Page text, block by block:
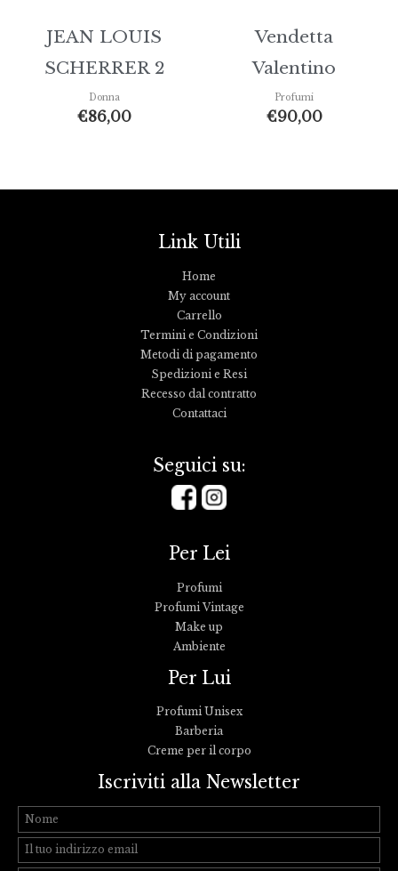
JEAN LOUIS
SCHERRER 2
Donna
€86,00
Vendetta
Valentino
Profumi
€90,00
Link Utili
Home
My account
Carrello
Termini e Condizioni
Metodi di pagamento
Spedizioni e Resi
Recesso dal contratto
Contattaci
Seguici su:
Per Lei
Profumi
Profumi Vintage
Make up
Ambiente
Per Lui
Profumi Unisex
Barberia
Creme per il corpo
Iscriviti alla Newsletter